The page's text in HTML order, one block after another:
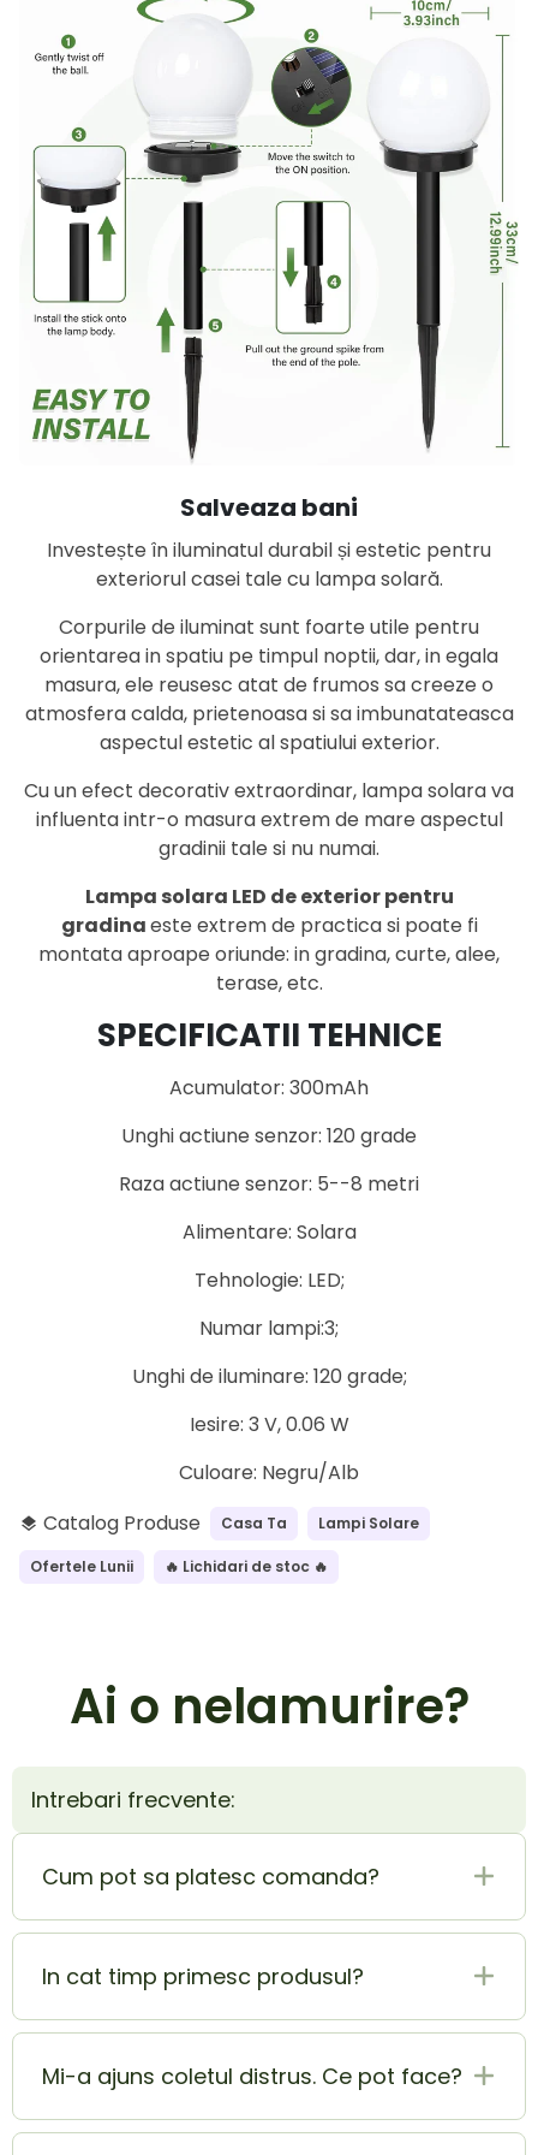
Salveaza bani
Investește în iluminatul durabil și estetic pentru
exteriorul casei tale cu lampa solară.
Corpurile de iluminat sunt foarte utile pentru
orientarea in spatiu pe timpul noptii, dar, in egala
masura, ele reusesc atat de frumos sa creeze o
atmosfera calda, prietenoasa si sa imbunatateasca
aspectul estetic al spatiului exterior.
Cu un efect decorativ extraordinar, lampa solara va
influenta intr-o masura extrem de mare aspectul
gradinii tale si nu numai.
Lampa solara LED de exterior pentru
gradinaeste extrem de practica si poate fi
montata aproape oriunde: in gradina, curte, alee,
terase, etc.
SPECIFICATII TEHNICE
Acumulator: 300mAh
Unghi actiune senzor: 120 grade
Raza actiune senzor: 5--8 metri
Alimentare: Solara
Tehnologie: LED;
Numar lampi:3;
Unghi de iluminare: 120 grade;
Iesire: 3 V, 0.06 W
Culoare: Negru/Alb
layers Catalog Produse Casa Ta Lampi Solare
Ofertele Lunii 🔥 Lichidari de stoc 🔥
Ai o nelamurire?
Intrebari frecvente:
Cum pot sa platesc comanda?
Plata la livrare (ramburs) este cel mai sigur si
mai usor mod de plata. In acelasi timp poti
reducere de 5% din totalul comenzii.
In cat timp primesc produsul?
Produsul ajunge la tine in 1-2 zile lucratoare.
Mi-a ajuns coletul distrus. Ce pot face?
In momentul in care ai primit coletul lovit sau